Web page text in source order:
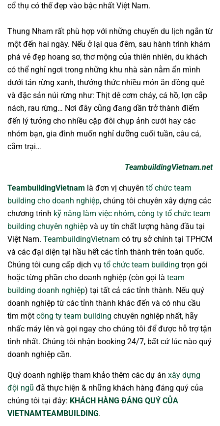
cổ thụ có thế đẹp vào bậc nhất Việt Nam.
Thung Nham rất phù hợp với những chuyến du lịch ngắn từ
một đến hai ngày. Nếu ở lại qua đêm, sau hành trình khám
phá vẻ đẹp hoang sơ, thơ mộng của thiên nhiên, du khách
có thể nghỉ ngơi trong những khu nhà sàn nằm ẩn mình
dưới tán rừng xanh, thưởng thức nhiều món ăn đồng quê
và đặc sản núi rừng như: Thịt dê cơm cháy, cá hồ, lợn cắp
nách, rau rừng… Nơi đây cũng đang dần trở thành điểm
đến lý tưởng cho nhiều cặp đôi chụp ảnh cưới hay các
nhóm bạn, gia đình muốn nghỉ dưỡng cuối tuần, câu cá,
cắm trại…
TeambuildingVietnam.net
TeambuildingVietnam là đơn vị chuyên tổ chức team
building cho doanh nghiệp, chúng tôi chuyên xây dựng các
chương trình kỹ năng làm việc nhóm, công ty tổ chức team
building chuyên nghiệp và uy tín chất lượng hàng đầu tại
Việt Nam. TeambuildingVietnam có trụ sở chính tại TPHCM
và các đại diện tại hầu hết các tỉnh thành trên toàn quốc.
Chúng tôi cung cấp dịch vụ tổ chức team building trọn gói
hoặc từng phần cho doanh nghiệp (còn gọi là team
building doanh nghiệp) tại tất cả các tỉnh thành. Nếu quý
doanh nghiệp từ các tỉnh thành khác đến và có nhu cầu
tìm một công ty team building chuyên nghiệp nhất, hãy
nhấc máy lên và gọi ngay cho chúng tôi để được hỗ trợ tận
tình nhất. Chúng tôi nhận booking 24/7, bất cứ lúc nào quý
doanh nghiệp cần.
Quý doanh nghiệp tham khảo thêm các dự án xây dựng
đội ngũ đã thực hiện & những khách hàng đáng quý của
chúng tôi tại đây: KHÁCH HÀNG ĐÁNG QUÝ CỦA
VIETNAMTEAMBUILDING.